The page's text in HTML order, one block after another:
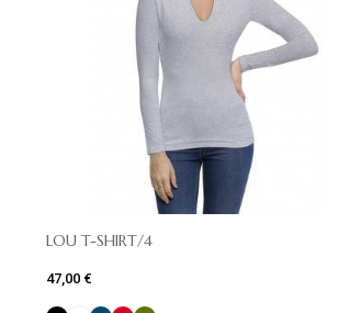
LOU T-SHIRT/4
47,00 €